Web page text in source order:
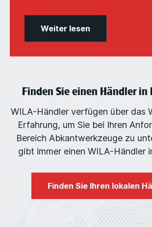
Weiter lesen
Finden Sie einen Händler in
WILA-Händler verfügen über das
Erfahrung, um Sie bei Ihren
Bereich Abkantwerkzeuge zu
gibt immer einen WILA-Händler
Finden Sie Ihren lokalen